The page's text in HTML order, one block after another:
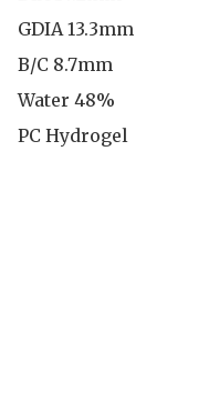
GDIA 13.3mm
B/C 8.7mm
Water 48%
PC Hydrogel